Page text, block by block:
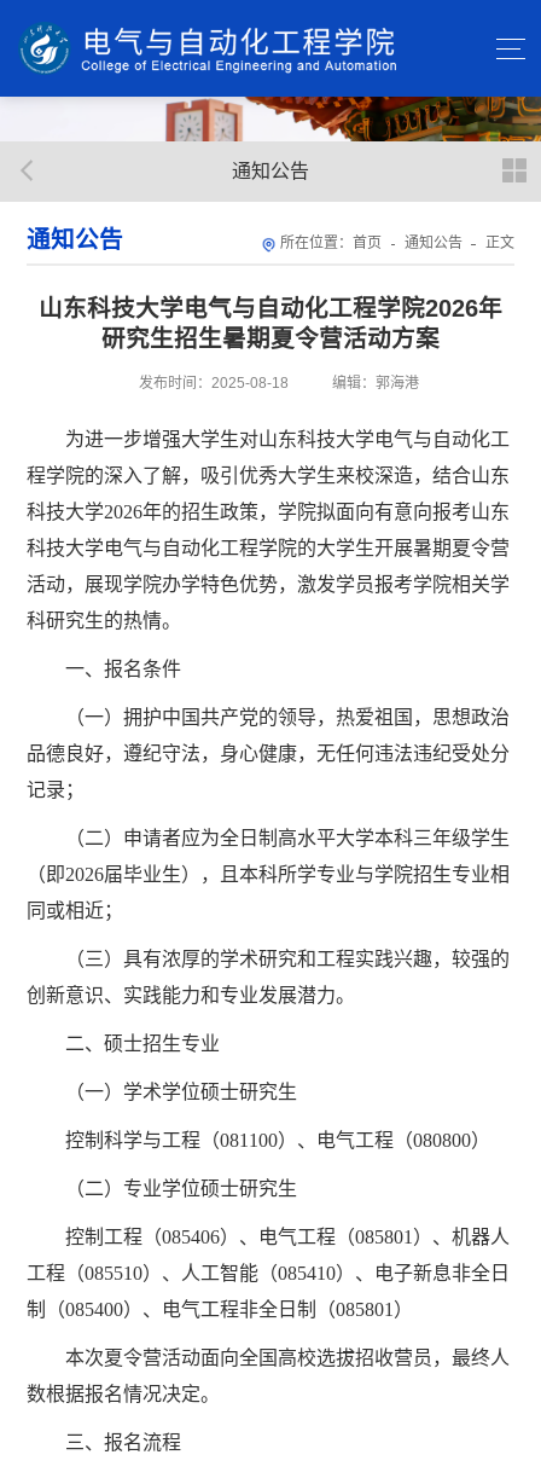
通知公告
通知公告 所在位置：首页 通知公告 正文
山东科技大学电气与自动化工程学院2026年
研究生招生暑期夏令营活动方案
发布时间：2025-08-18 编辑：郭海港
为进一步增强大学生对山东科技大学电气与自动化工
程学院的深入了解，吸引优秀大学生来校深造，结合山东
科技大学2026年的招生政策，学院拟面向有意向报考山东
科技大学电气与自动化工程学院的大学生开展暑期夏令营
活动，展现学院办学特色优势，激发学员报考学院相关学
科研究生的热情。
一、报名条件
（一）拥护中国共产党的领导，热爱祖国，思想政治
品德良好，遵纪守法，身心健康，无任何违法违纪受处分
记录；
（二）申请者应为全日制高水平大学本科三年级学生
（即2026届毕业生），且本科所学专业与学院招生专业相
同或相近；
（三）具有浓厚的学术研究和工程实践兴趣，较强的
创新意识、实践能力和专业发展潜力。
二、硕士招生专业
（一）学术学位硕士研究生
控制科学与工程（081100）、电气工程（080800）
（二）专业学位硕士研究生
控制工程（085406）、电气工程（085801）、机器人
工程（085510）、人工智能（085410）、电子新息非全日
制（085400）、电气工程非全日制（085801）
本次夏令营活动面向全国高校选拔招收营员，最终人
数根据报名情况决定。
三、报名流程